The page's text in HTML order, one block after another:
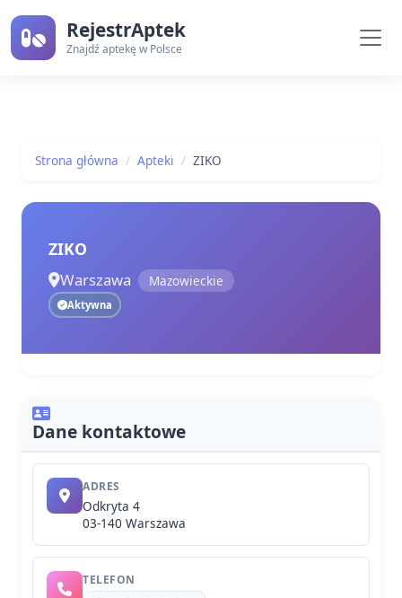
RejestrAptek
Znajdź aptekę w Polsce
Strona główna Apteki ZIKO
ZIKO
Warszawa Mazowieckie
Aktywna
Dane kontaktowe
ADRES
Odkryta 4
03-140 Warszawa
TELEFON